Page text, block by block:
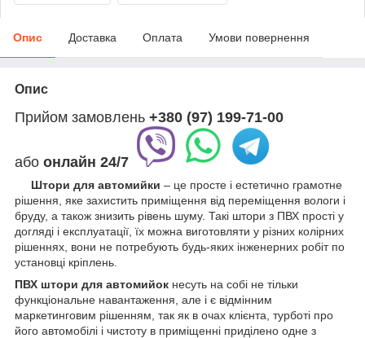
Опис Доставка Оплата Умови повернення
Опис
Прийом замовлень +380 (97) 199-71-00
або онлайн 24/7
Штори для автомийки – це просте і естетично грамотне
рішення, яке захистить приміщення від переміщення вологи і
бруду, а також знизить рівень шуму. Такі штори з ПВХ прості у
догляді і експлуатації, їх можна виготовляти у різних колірних
рішеннях, вони не потребують будь-яких інженерних робіт по
установці кріплень.
ПВХ штори для автомийок несуть на собі не тільки
функціональне навантаження, але і є відмінним
маркетинговим рішенням, так як в очах клієнта, турботі про
його автомобілі і чистоту в приміщенні приділено одне з